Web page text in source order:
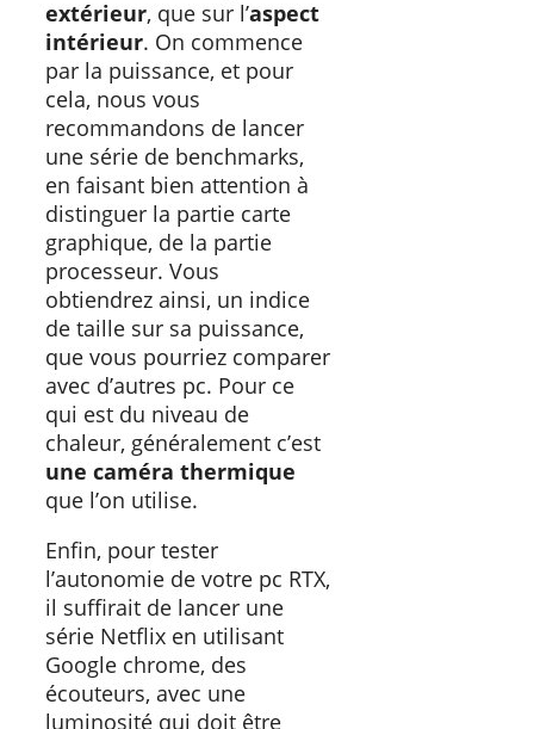
extérieur, que sur l’aspect
intérieur. On commence
par la puissance, et pour
cela, nous vous
recommandons de lancer
une série de benchmarks,
en faisant bien attention à
distinguer la partie carte
graphique, de la partie
processeur. Vous
obtiendrez ainsi, un indice
de taille sur sa puissance,
que vous pourriez comparer
avec d’autres pc. Pour ce
qui est du niveau de
chaleur, généralement c’est
une caméra thermique
que l’on utilise.
Enfin, pour tester
l’autonomie de votre pc RTX,
il suffirait de lancer une
série Netflix en utilisant
Google chrome, des
écouteurs, avec une
luminosité qui doit être